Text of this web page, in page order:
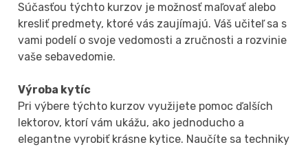
Súčasťou týchto kurzov je možnosť maľovať alebo
kresliť predmety, ktoré vás zaujímajú. Váš učiteľ sa s
vami podelí o svoje vedomosti a zručnosti a rozvinie
vaše sebavedomie.
Výroba kytíc
Pri výbere týchto kurzov využijete pomoc ďalších
lektorov, ktorí vám ukážu, ako jednoducho a
elegantne vyrobiť krásne kytice. Naučíte sa techniky